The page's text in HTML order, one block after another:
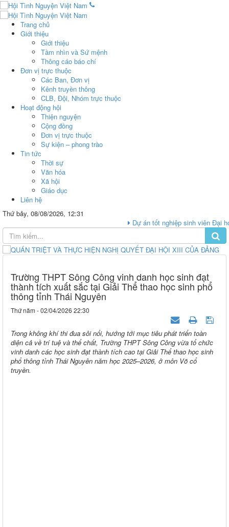
Trang chủ
Giới thiệu
Giới thiệu
Tầm nhìn và Sứ mệnh
Thông cáo báo chí
Đơn vị trực thuộc
Các Ban, Đơn vị
Kênh truyền thông
CLB, Đội, Nhóm trực thuộc
Hoạt động hội
Thiện nguyện
Cộng đồng
Đơn vị trực thuộc
Sự kiện – phong trào
Tin tức
Thời sự
Văn hóa
Xã hội
Giáo dục
Liên hệ
Thứ bảy, 08/08/2026, 12:31
Dự án tốt nghiệp sinh viên Đại học
Trường THPT Sông Công vinh danh học sinh đạt
thành tích xuất sắc tại Giải Thể thao học sinh phổ
thông tỉnh Thái Nguyên
Thứ năm - 02/04/2026 22:30
Trong không khí thi đua sôi nổi, hướng tới mục tiêu phát triển toàn
diện cả về trí tuệ và thể chất, Trường THPT Sông Công vừa tổ chức
vinh danh các học sinh đạt thành tích cao tại Giải Thể thao học sinh
phổ thông tỉnh Thái Nguyên năm học 2025–2026, ở môn Võ cổ
truyền.